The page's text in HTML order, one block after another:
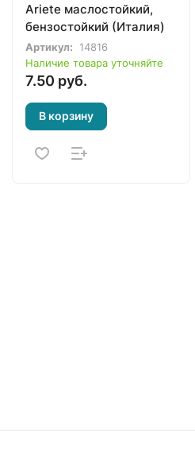
Ariete маслостойкий,
бензостойкий (Италия)
Артикул:
14816
Наличие товара уточняйте
7.50 руб.
В корзину